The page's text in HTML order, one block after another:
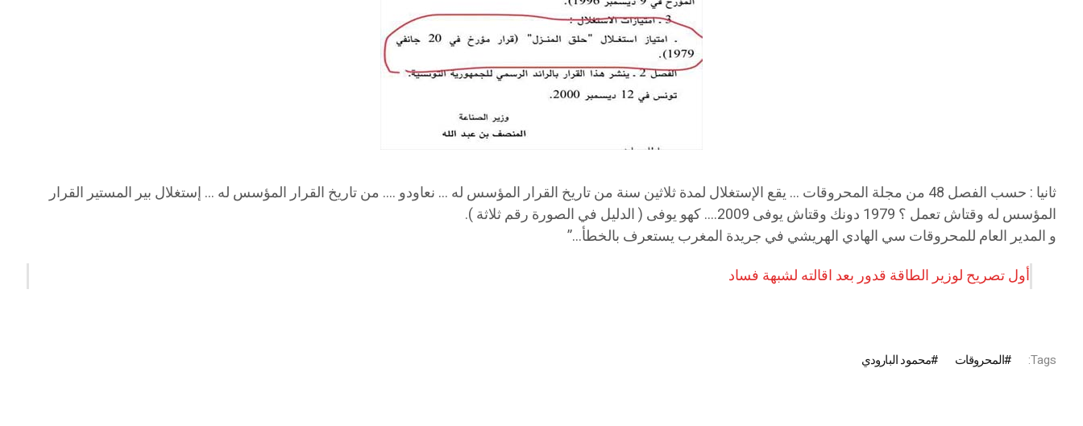
ثانيا : حسب الفصل 48 من مجلة المحروقات … يقع الإستغلال لمدة ثلاثين سنة من تاريخ القرار المؤسس له … نعاودو …. من تاريخ القرار المؤسس له … إستغلال بير المستير القرار
المؤسس له وقتاش تعمل ؟ 1979 دونك وقتاش يوفى 2009…. كهو يوفى ( الدليل في الصورة رقم ثلاثة ).
و المدير العام للمحروقات سي الهادي الهريشي في جريدة المغرب يستعرف بالخطأ…”
أول تصريح لوزير الطاقة قدور بعد اقالته لشبهة فساد
Tags: المحروقات محمود البارودي